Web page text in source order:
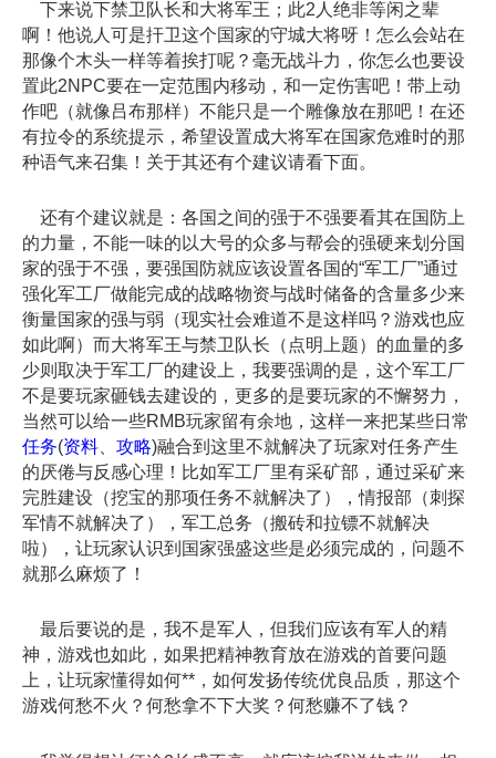
下来说下禁卫队长和大将军王；此2人绝非等闲之辈
啊！他说人可是扞卫这个国家的守城大将呀！怎么会站在
那像个木头一样等着挨打呢？毫无战斗力，你怎么也要设
置此2NPC要在一定范围内移动，和一定伤害吧！带上动
作吧（就像吕布那样）不能只是一个雕像放在那吧！在还
有拉令的系统提示，希望设置成大将军在国家危难时的那
种语气来召集！关于其还有个建议请看下面。
还有个建议就是：各国之间的强于不强要看其在国防上
的力量，不能一味的以大号的众多与帮会的强硬来划分国
家的强于不强，要强国防就应该设置各国的“军工厂”通过
强化军工厂做能完成的战略物资与战时储备的含量多少来
衡量国家的强与弱（现实社会难道不是这样吗？游戏也应
如此啊）而大将军王与禁卫队长（点明上题）的血量的多
少则取决于军工厂的建设上，我要强调的是，这个军工厂
不是要玩家砸钱去建设的，更多的是要玩家的不懈努力，
当然可以给一些RMB玩家留有余地，这样一来把某些日常
任务(资料 攻略)融合到这里不就解决了玩家对任务产生
的厌倦与反感心理！比如军工厂里有采矿部，通过采矿来
完胜建设（挖宝的那项任务不就解决了），情报部（刺探
军情不就解决了），军工总务（搬砖和拉镖不就解决
啦），让玩家认识到国家强盛这些是必须完成的，问题不
就那么麻烦了！
最后要说的是，我不是军人，但我们应该有军人的精
神，游戏也如此，如果把精神教育放在游戏的首要问题
上，让玩家懂得如何**，如何发扬传统优良品质，那这个
游戏何愁不火？何愁拿不下大奖？何愁赚不了钱？